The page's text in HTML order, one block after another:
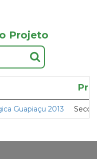
Projeto
Guapiaçu 2013